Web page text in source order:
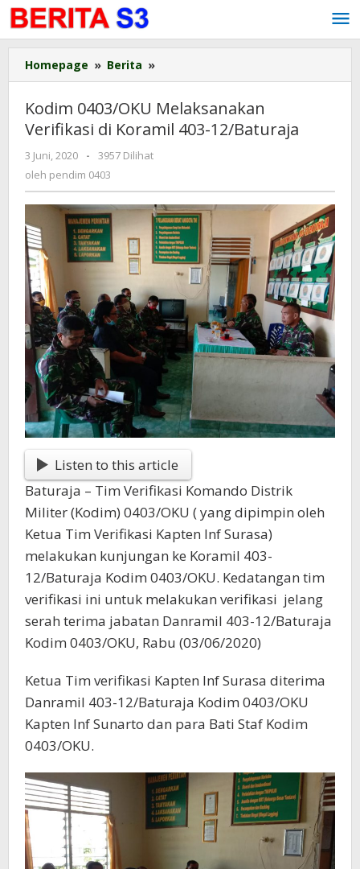
Lewati
ke
konten
Homepage » Berita »
0403/OKU
Melaksanakan
Verifikasi
di
Kodim 0403/OKU Melaksanakan
Verifikasi di Koramil 403-12/Baturaja
3 Juni, 2020
oleh
pendim
-
3957 Dilihat
oleh pendim 0403
Listen to this article
Baturaja – Tim Verifikasi Komando Distrik
Militer (Kodim) 0403/OKU ( yang dipimpin oleh
Ketua Tim Verifikasi Kapten Inf Surasa)
melakukan kunjungan ke Koramil 403-
12/Baturaja Kodim 0403/OKU. Kedatangan tim
verifikasi ini untuk melakukan verifikasi jelang
serah terima jabatan Danramil 403-12/Baturaja
Kodim 0403/OKU, Rabu (03/06/2020)
Ketua Tim verifikasi Kapten Inf Surasa diterima
Danramil 403-12/Baturaja Kodim 0403/OKU
Kapten Inf Sunarto dan para Bati Staf Kodim
0403/OKU.